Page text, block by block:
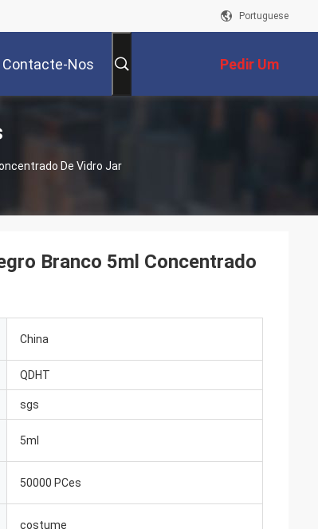
Portuguese
Contacte-Nos Pedir Um
Orçamento
De Vidro Jar
Branco 5ml Concentrado
China
QDHT
sgs
5ml
50000 PCes
costume